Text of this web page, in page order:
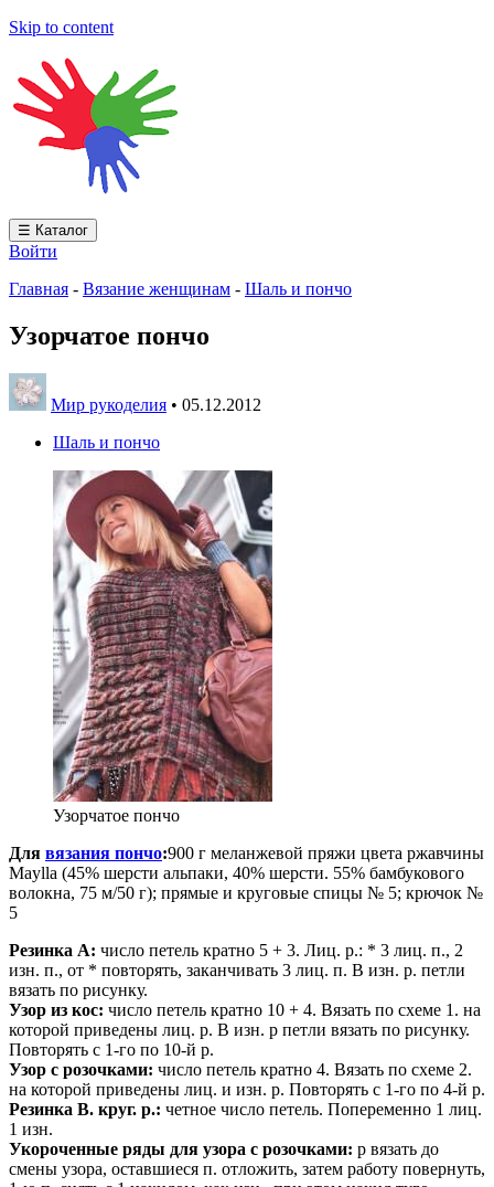
Skip to content
☰ Каталог
Войти
Главная - Вязание женщинам - Шаль и пончо
Узорчатое пончо
Мир рукоделия • 05.12.2012
Шаль и пончо
Узорчатое пончо
Для вязания пончо:900 г меланжевой пряжи цвета ржавчины
Maylla (45% шерсти альпаки, 40% шерсти. 55% бамбукового
волокна, 75 м/50 г); прямые и круговые спицы № 5; крючок №
5
Резинка А: число петель кратно 5 + 3. Лиц. р.: * 3 лиц. п., 2
изн. п., от * повторять, заканчивать 3 лиц. п. В изн. р. петли
вязать по рисунку.
Узор из кос: число петель кратно 10 + 4. Вязать по схеме 1. на
которой приведены лиц. р. В изн. р петли вязать по рисунку.
Повторять с 1-го по 10-й р.
Узор с розочками: число петель кратно 4. Вязать по схеме 2.
на которой приведены лиц. и изн. р. Повторять с 1-го по 4-й р.
Резинка В. круг. p.: четное число петель. Попеременно 1 лиц.
1 изн.
Укороченные ряды для узора с розочками: р вязать до
смены узора, оставшиеся п. отложить, затем работу повернуть,